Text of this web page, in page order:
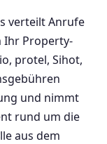
verteilt Anrufe
Ihr Property-
protel, Sihot,
und nimmt
rund um die
aus dem